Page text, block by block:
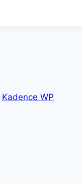
Kadence WP